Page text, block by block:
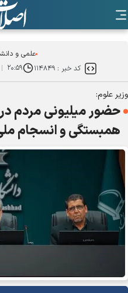
علمی و
کد خبر :۱۱۴۸۴۹ ۲۰:۵۹
وزیر علوم:
حضور میلیونی مردم
همبستگی و انسجام